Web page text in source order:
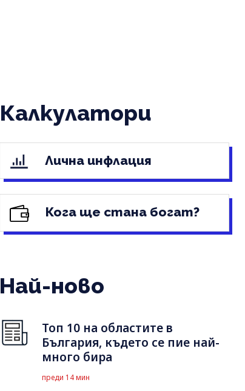
Калкулатори
Лична инфлация
Кога ще стана богат?
Най-ново
Топ 10 на областите в
България, където се пие най-
много бира
преди 14 мин